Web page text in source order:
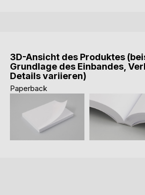
3D-Ansicht des Produktes
Grundlage des Einbandes,
Details variieren)
Paperback